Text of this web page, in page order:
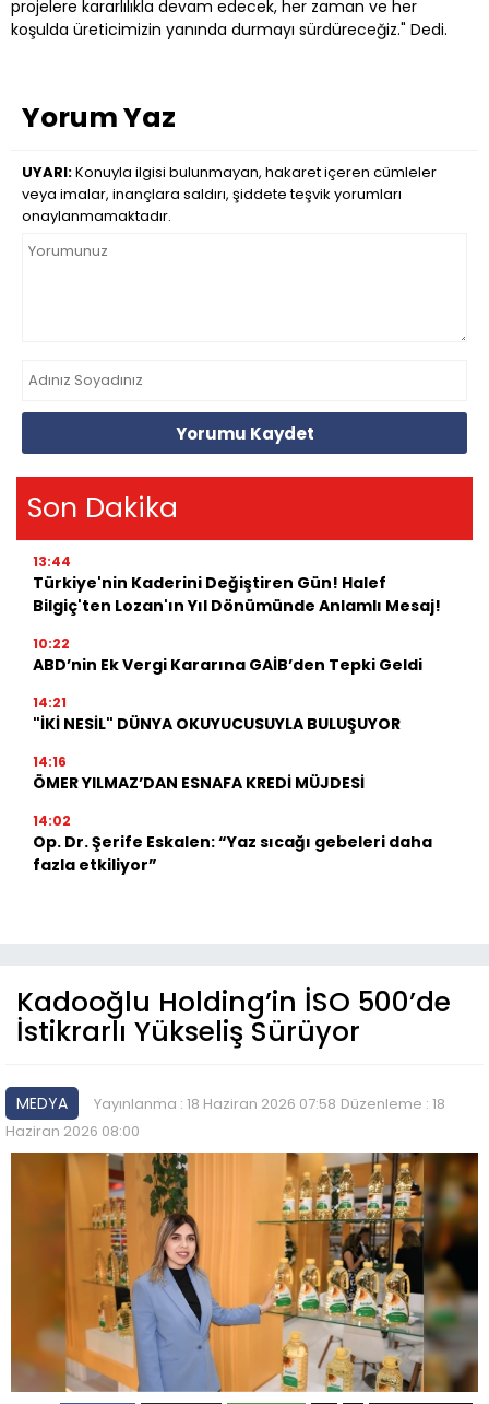
projelere kararlılıkla devam edecek, her zaman ve her
koşulda üreticimizin yanında durmayı sürdüreceğiz." Dedi.
Yorum Yaz
UYARI:Konuyla ilgisi bulunmayan, hakaret içeren cümleler
veya imalar, inançlara saldırı, şiddete teşvik yorumları
onaylanmamaktadır.
Yorumu Kaydet
Son Dakika
13:44
Türkiye'nin Kaderini Değiştiren Gün! Halef
Bilgiç'ten Lozan'ın Yıl Dönümünde Anlamlı Mesaj!
10:22
ABD’nin Ek Vergi Kararına GAİB’den Tepki Geldi
14:21
"İKİ NESİL" DÜNYA OKUYUCUSUYLA BULUŞUYOR
14:16
ÖMER YILMAZ’DAN ESNAFA KREDİ MÜJDESİ
14:02
Op. Dr. Şerife Eskalen: “Yaz sıcağı gebeleri daha
fazla etkiliyor”
Kadooğlu Holding’in İSO 500’de
İstikrarlı Yükseliş Sürüyor
MEDYA Yayınlanma : 18 Haziran 2026 07:58 Düzenleme : 18
Haziran 2026 08:00